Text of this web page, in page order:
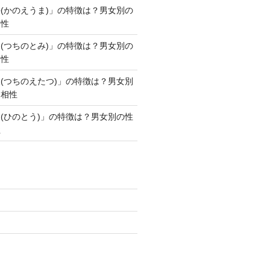
かのえうま)」の特徴は？男女別の
つちのとみ)」の特徴は？男女別の
ちのえたつ)」の特徴は？男女別
性
ひのとう)」の特徴は？男女別の性